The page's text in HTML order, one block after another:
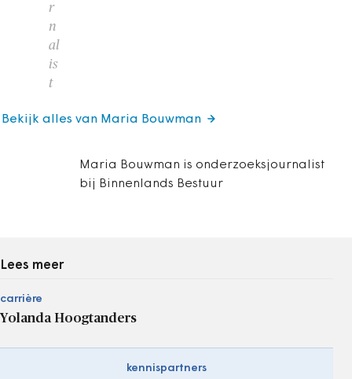
r
n
al
is
t
Maria Bouwman is onderzoeksjournalist
bij Binnenlands Bestuur
Bekijk alles van Maria Bouwman
Lees meer
carrière
Yolanda Hoogtanders
kennispartners